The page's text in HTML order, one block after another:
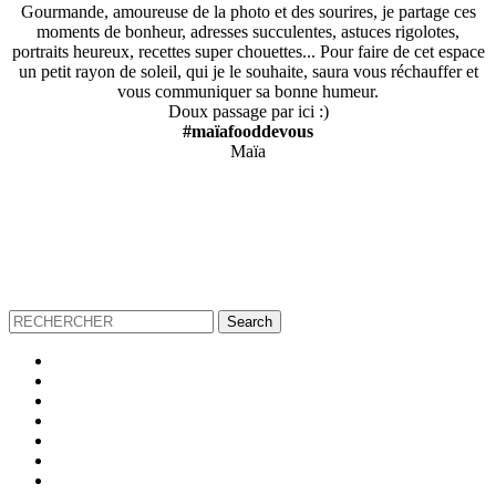
Gourmande, amoureuse de la photo et des sourires, je partage ces
moments de bonheur, adresses succulentes, astuces rigolotes,
portraits heureux, recettes super chouettes... Pour faire de cet espace
un petit rayon de soleil, qui je le souhaite, saura vous réchauffer et
vous communiquer sa bonne humeur.
Doux passage par ici :)
#maïafooddevous
Maïa